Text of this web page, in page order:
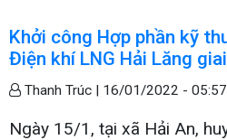
Khởi công Hợp phần kỹ
Điện khí LNG Hải Lăng
Thanh Trúc | 16/01/2022 - 05:57
Ngày 15/1, tại xã Hải An,